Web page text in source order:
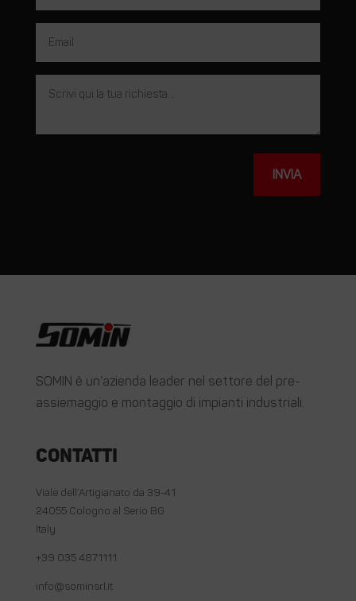
INVIA
SOMIN è un’azienda leader nel settore del pre-
assiemaggio e montaggio di impianti industriali.
Contatti
Viale dell’Artigianato da 39-41
24055 Cologno al Serio BG
Italy
+39 035 4871111
info@sominsrl.it